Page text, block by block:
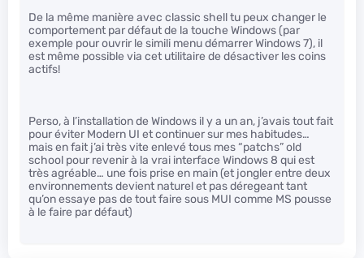
De la même manière avec classic shell tu peux changer le
comportement par défaut de la touche Windows (par
exemple pour ouvrir le simili menu démarrer Windows 7), il
est même possible via cet utilitaire de désactiver les coins
actifs!
Perso, à l’installation de Windows il y a un an, j’avais tout fait
pour éviter Modern UI et continuer sur mes habitudes…
mais en fait j’ai très vite enlevé tous mes “patchs” old
school pour revenir à la vrai interface Windows 8 qui est
très agréable… une fois prise en main (et jongler entre deux
environnements devient naturel et pas déregeant tant
qu’on essaye pas de tout faire sous MUI comme MS pousse
à le faire par défaut)